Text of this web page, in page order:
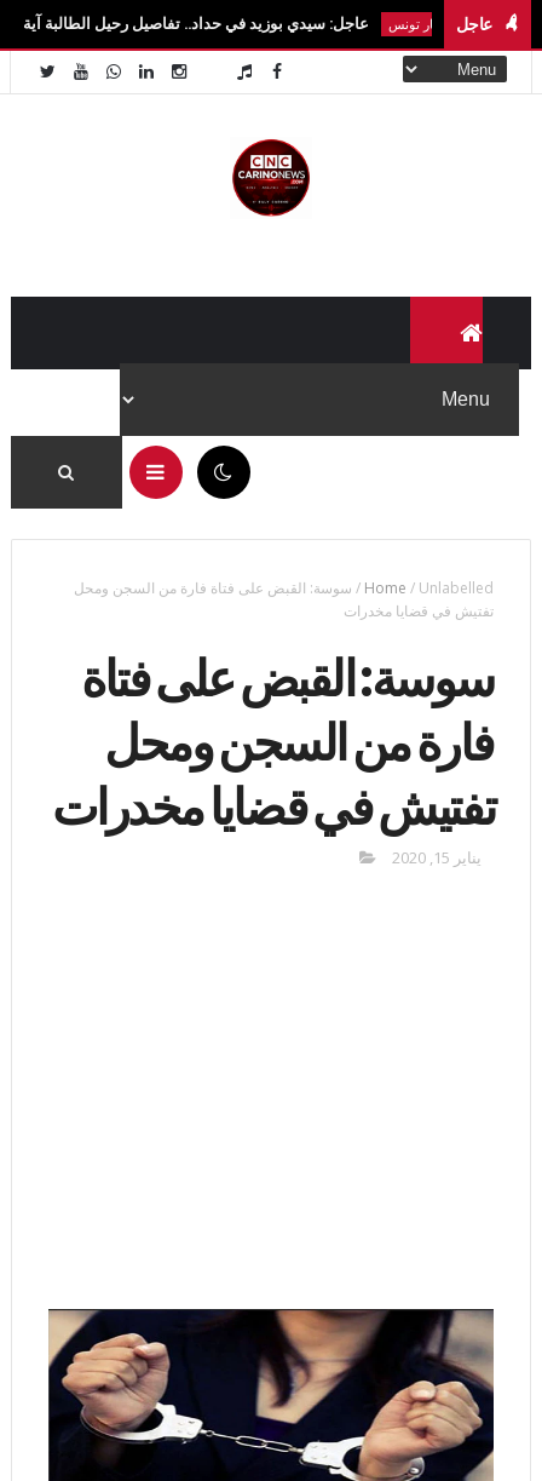
عاجل
اخبار تونس عاجل: سيدي بوزيد في حداد.. تفاصيل رحيل الطالبة آية الزايدي في
Home / Unlabelled
/ سوسة: القبض على فتاة فارة من السجن ومحل
تفتيش في قضايا مخدرات
سوسة: القبض على فتاة
فارة من السجن ومحل
تفتيش في قضايا مخدرات
يناير 15, 2020